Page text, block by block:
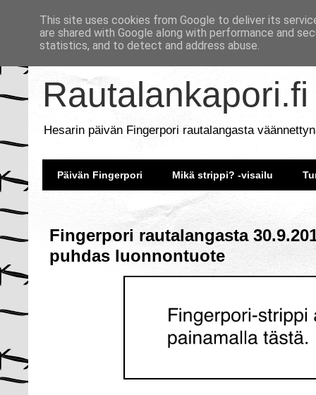
Rautalankapori.fi
Hesarin päivän Fingerpori rautalangasta
Päivän Fingerpori Mikä strippi? -visailu
Fingerpori rautalangasta
puhdas luonnontuote
This site uses cookies from Google to deliver its
are shared with Google along with performance and
statistics, and to detect and address abuse.